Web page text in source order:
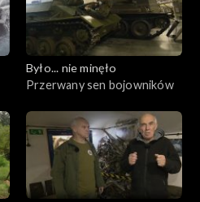
Było... nie minęło
Przerwany sen bojowników